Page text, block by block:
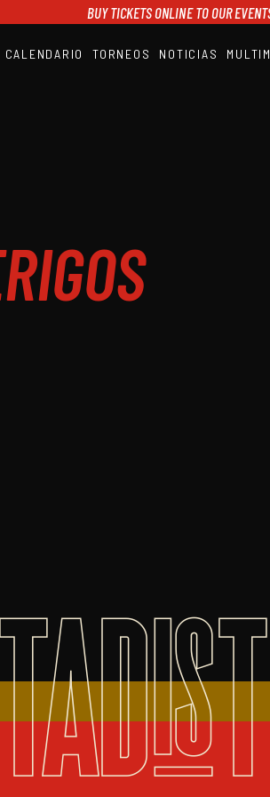
BUY TICKETS ONLINE TO OUR
CALENDARIO TORNEOS NOTICIAS